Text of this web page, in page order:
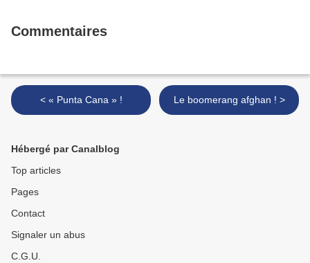
Commentaires
< « Punta Cana » ! Le boomerang afghan ! >
Hébergé par Canalblog
Top articles
Pages
Contact
Signaler un abus
C.G.U.